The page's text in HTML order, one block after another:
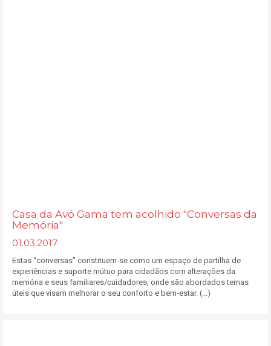
Casa da Avó Gama tem acolhido "Conversas da
Memória"
01.03.2017
Estas “conversas” constituem-se como um espaço de partilha de
experiências e suporte mútuo para cidadãos com alterações da
memória e seus familiares/cuidadores, onde são abordados temas
úteis que visam melhorar o seu conforto e bem-estar. (...)